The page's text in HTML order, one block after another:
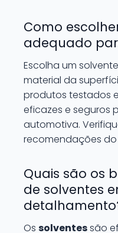
Como
adequado
Escolha um
material da
produtos testados
eficazes e seguros
automotiva.
recomendações
Quais são os
de solventes
Os solventessão